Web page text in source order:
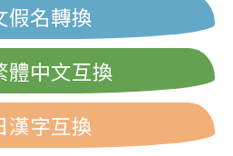
假名轉換
體中文互換
漢字互換